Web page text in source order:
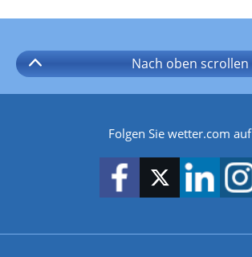
Nach oben scrollen
Folgen Sie wetter.com auf